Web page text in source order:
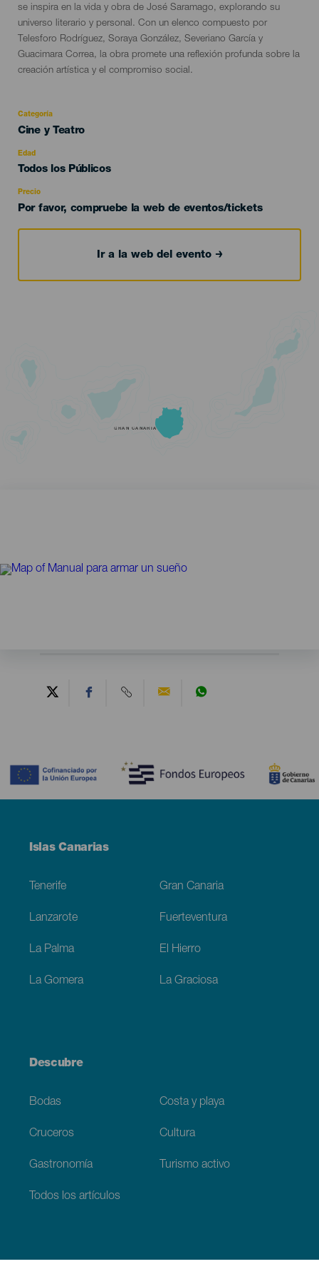
se inspira en la vida y obra de José Saramago, explorando su
universo literario y personal. Con un elenco compuesto por
Telesforo Rodríguez, Soraya González, Severiano García y
Guacimara Correa, la obra promete una reflexión profunda sobre la
creación artística y el compromiso social.
Categoría
Categoría
evento
Cine y Teatro
Edad
Edad
Todos los Públicos
Precio
Por favor, compruebe la web de eventos/tickets
Ir a la web del evento
GRAN CANARIA
Menú
Islas Canarias
Tenerife Gran Canaria
Lanzarote Fuerteventura
La Palma El Hierro
La Gomera La Graciosa
Descubre
Bodas Costa y playa
Cruceros Cultura
Gastronomía Turismo activo
Todos los artículos